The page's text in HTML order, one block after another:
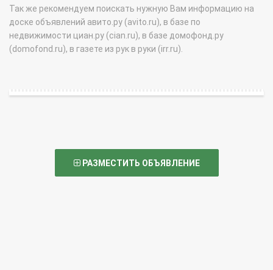
Так же рекомендуем поискать нужную Вам информацию на
доске объявлений авито.ру (avito.ru), в базе по
недвижимости циан.ру (cian.ru), в базе домофонд.ру
(domofond.ru), в газете из рук в руки (irr.ru).
РАЗМЕСТИТЬ ОБЪЯВЛЕНИЕ